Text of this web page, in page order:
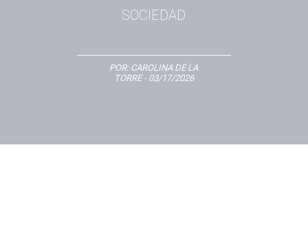
SOCIEDAD
POR: CAROLINA DE LA
TORRE- 03/17/2026